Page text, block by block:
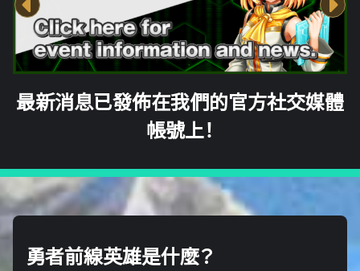
最新消息已發佈在我們的官方社交媒體
帳號上！
勇者前線英雄是什麼？